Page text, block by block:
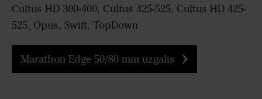
Cultus HD 300-400, Cultus 425-525, Cultus HD 425-
525, Opus, Swift, TopDown
Marathon Edge 50/80 mm uzgalis